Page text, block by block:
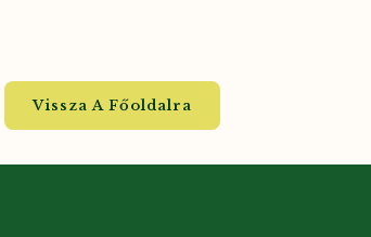
Vissza A Főoldalra